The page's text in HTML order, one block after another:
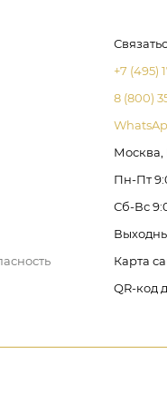
+7 (495)
8 (800)
Москва,
Пн-Пт
Сб-Вс
Карта
QR-код